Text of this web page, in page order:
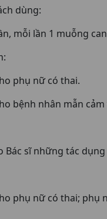
dùng:
mỗi lần 1 muỗng
phụ nữ có thai.
bệnh nhân mẫn
Bác sĩ những tác
phụ nữ có thai; phụ